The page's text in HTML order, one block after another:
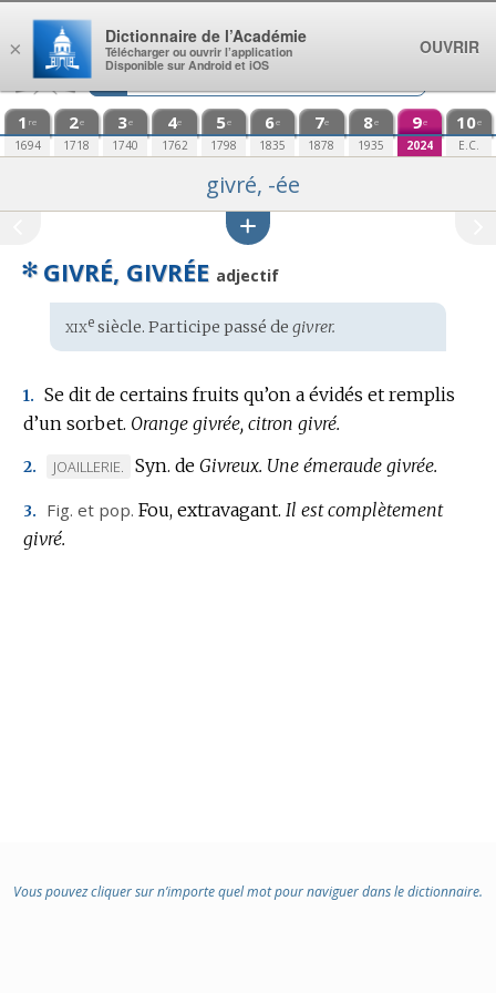
Aller au contenu
1 re
1694
2e
1718
3e
1740
4e
1762
5e
1798
6e
1835
7e
1878
8e
1935
9e
2024
10e
E.C.
givré, -ée
✻ GIVRÉ, GIVRÉE adjectif
Étymologie
:
xixesiècle. Participe passé de givrer.
1. Se dit de certains fruits qu’on a évidés et remplis
d’un sorbet. Orange givrée, citron givré.
2.
MARQUE
DOMAINE
:
JOAILLERIE. Syn. de Givreux. Une émeraude givrée.
3. Fig. et pop. Fou, extravagant. Il est complètement
givré.
Vous pouvez cliquer sur n’importe quel mot pour naviguer dans le dictionnaire.
×
Dictionnaire de l’Académie
Télécharger ou ouvrir l’application
Disponible sur Android et iOS
OUVRIR